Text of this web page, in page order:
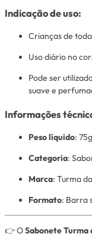
Indicação de uso:
Crianças de
Uso diário no
Pode ser
suave e
Informações
Peso líquido: 75g
Categoria:
Marca: Turma
Formato: Barra
👉 OSabonete Turma